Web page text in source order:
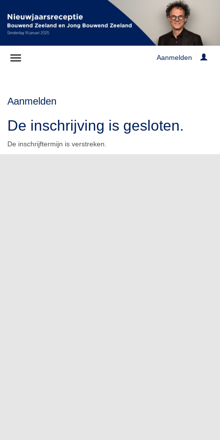
Aanmelden
Aanmelden
De inschrijving is gesloten.
De inschrijftermijn is verstreken.